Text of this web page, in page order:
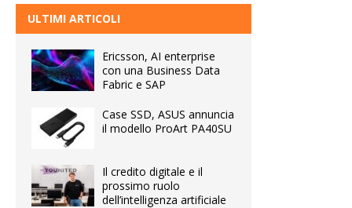
ULTIMI ARTICOLI
Ericsson, AI enterprise
con una Business Data
Fabric e SAP
Case SSD, ASUS annuncia
il modello ProArt PA40SU
Il credito digitale e il
prossimo ruolo
dell’intelligenza artificiale